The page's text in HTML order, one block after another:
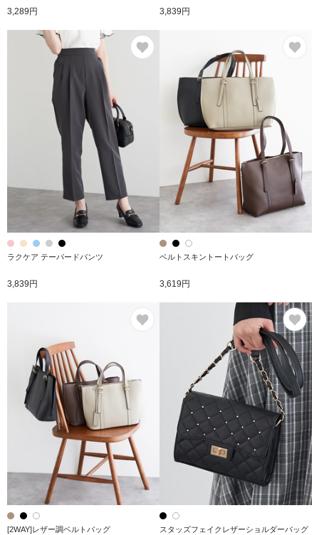
3,289円 3,839円
ラクケア テーパードパンツ
3,839円
ベルトスキントートバッグ
3,619円
[2WAY]レザー調ベルトバッグ
お
スタッズフェイクレザーショルダーバッグ